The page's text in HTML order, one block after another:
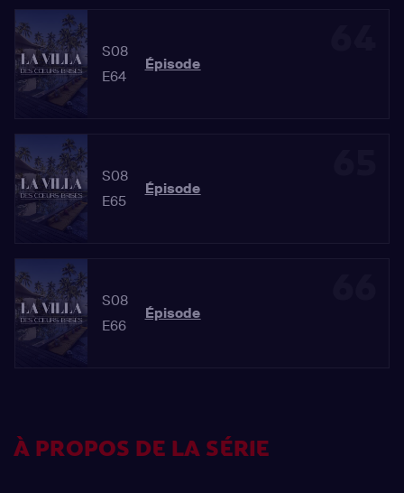
S08
E64
Épisode
S08
E65
Épisode
S08
E66
Épisode
À PROPOS DE LA SÉRIE